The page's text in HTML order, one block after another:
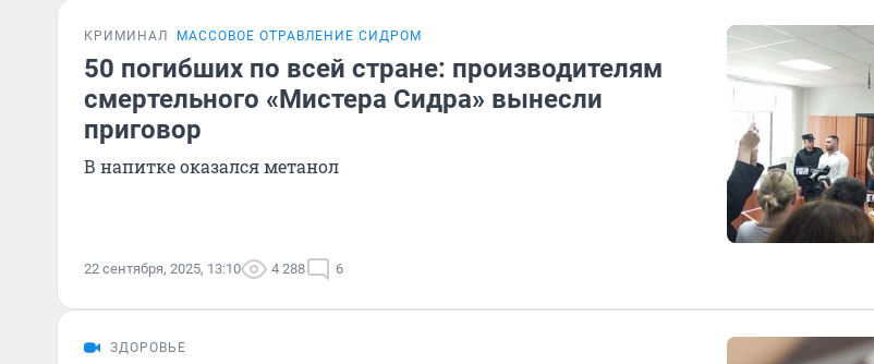
КРИМИНАЛ МАССОВОЕ ОТРАВЛЕНИЕ СИДРОМ
50 погибших по всей стране: производителям
смертельного «Мистера Сидра» вынесли
приговор
В напитке оказался метанол
22 сентября, 2025, 13:10 4 288 6
ЗДОРОВЬЕ